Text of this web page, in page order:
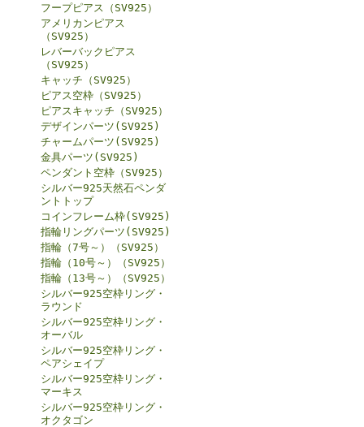
フープピアス（SV925）
アメリカンピアス
（SV925）
レバーバックピアス
（SV925）
キャッチ（SV925）
ピアス空枠（SV925）
ピアスキャッチ（SV925）
デザインパーツ(SV925)
チャームパーツ(SV925)
金具パーツ(SV925)
ペンダント空枠（SV925）
シルバー925天然石ペンダ
ントトップ
コインフレーム枠(SV925)
指輪リングパーツ(SV925)
指輪（7号～）（SV925）
指輪（10号～）（SV925）
指輪（13号～）（SV925）
シルバー925空枠リング・
ラウンド
シルバー925空枠リング・
オーバル
シルバー925空枠リング・
ペアシェイプ
シルバー925空枠リング・
マーキス
シルバー925空枠リング・
オクタゴン